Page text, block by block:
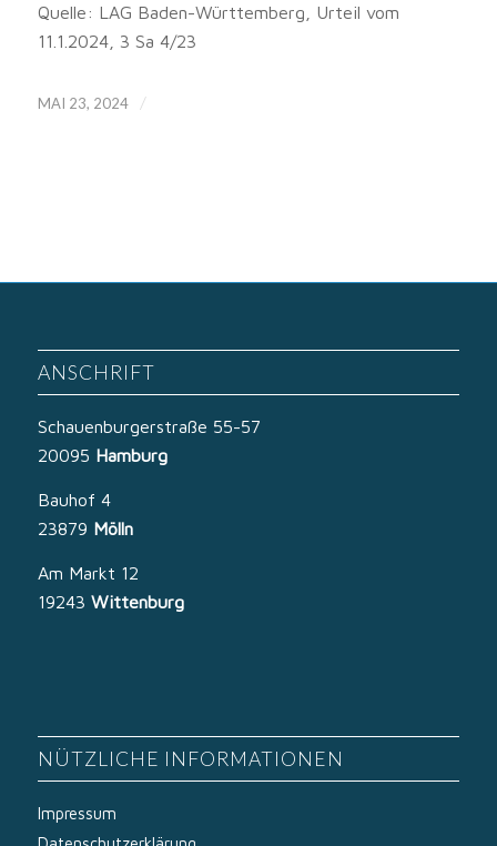
Quelle: LAG Baden-Württemberg, Urteil vom
11.1.2024, 3 Sa 4/23
MAI 23, 2024 /
ANSCHRIFT
Schauenburgerstraße 55-57
20095 Hamburg
Bauhof 4
23879 Mölln
Am Markt 12
19243 Wittenburg
NÜTZLICHE INFORMATIONEN
Impressum